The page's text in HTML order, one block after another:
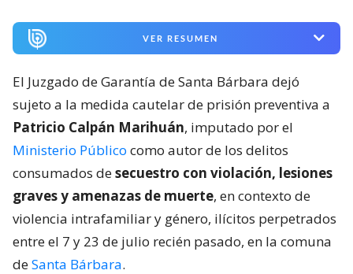
VER RESUMEN
El Juzgado de Garantía de Santa Bárbara dejó
sujeto a la medida cautelar de prisión preventiva a
Patricio Calpán Marihuán, imputado por el
Ministerio Público como autor de los delitos
consumados desecuestro con violación, lesiones
graves y amenazas de muerte, en contexto de
violencia intrafamiliar y género, ilícitos perpetrados
entre el 7 y 23 de julio recién pasado, en la comuna
deSanta Bárbara.